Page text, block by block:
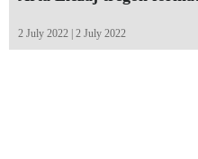
2 July 2022 | 2 July 2022